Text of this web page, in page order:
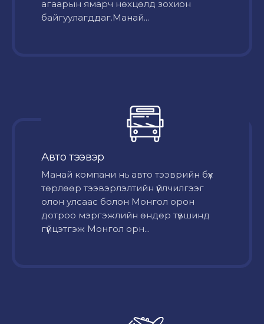
агаарын ямарч нөхцөлд зохион
байгуулагддаг.Манай...
Авто тээвэр
Mанай компани нь авто тээврийн бүх
төрлөөр тээвэрлэлтийн үйлчилгээг
олон улсаас болон Монгол орон
дотроо мэргэжлийн өндөр түвшинд
гүйцэтгэж Монгол орн...